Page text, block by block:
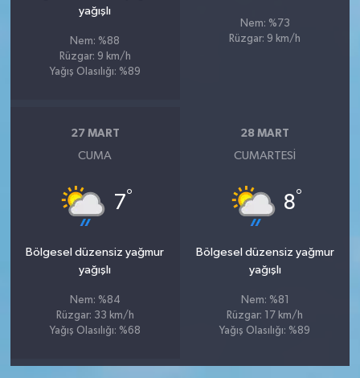
yağışlı
Nem: %88
Rüzgar: 9 km/h
Yağış Olasılığı: %89
Nem: %73
Rüzgar: 9 km/h
27 MART
CUMA
7°
Bölgesel düzensiz yağmur
yağışlı
Nem: %84
Rüzgar: 33 km/h
Yağış Olasılığı: %68
28 MART
CUMARTESI
8°
Bölgesel düzensiz yağmur
yağışlı
Nem: %81
Rüzgar: 17 km/h
Yağış Olasılığı: %89